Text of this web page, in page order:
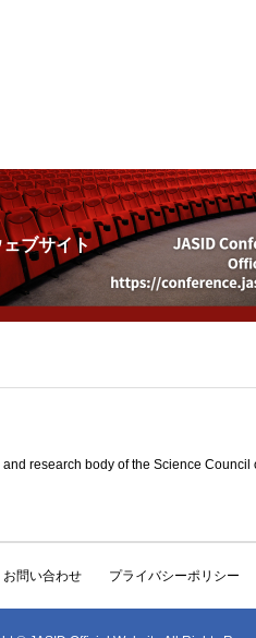
ブサイト
research body of the Science Council
お問い合わせ プライバシーポリシー